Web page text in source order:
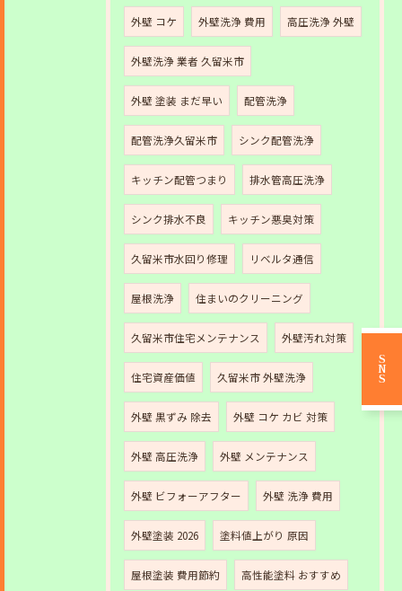
外壁 コケ 外壁洗浄 費用 高圧洗浄 外壁
外壁洗浄 業者 久留米市
外壁 塗装 まだ早い 配管洗浄
配管洗浄久留米市 シンク配管洗浄
キッチン配管つまり 排水管高圧洗浄
シンク排水不良 キッチン悪臭対策
久留米市水回り修理 リベルタ通信
屋根洗浄 住まいのクリーニング
久留米市住宅メンテナンス 外壁汚れ対策
住宅資産価値 久留米市 外壁洗浄
外壁 黒ずみ 除去 外壁 コケ カビ 対策
外壁 高圧洗浄 外壁 メンテナンス
外壁 ビフォーアフター 外壁 洗浄 費用
外壁塗装 2026 塗料値上がり 原因
屋根塗装 費用節約 高性能塗料 おすすめ
SNS